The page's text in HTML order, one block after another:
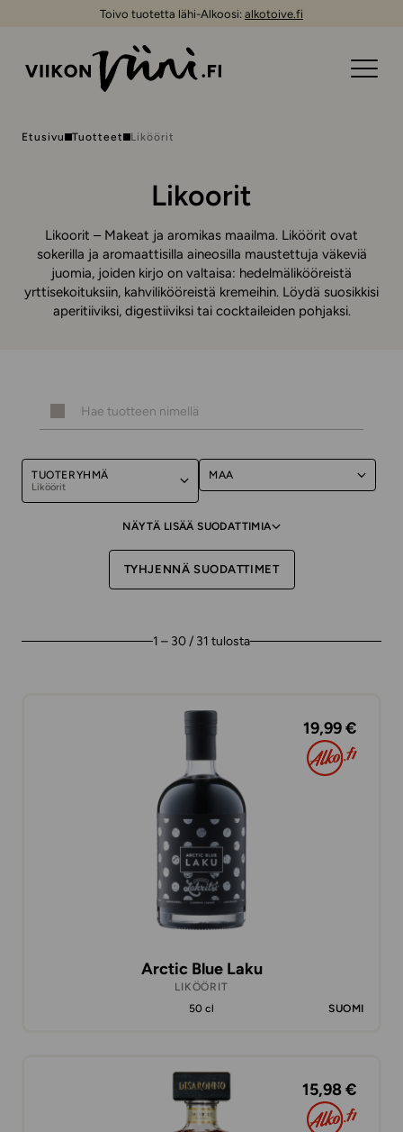
Toivo tuotetta lähi-Alkoosi: alkotoive.fi
Etusivu Tuotteet Liköörit
Likoorit
Likoorit – Makeat ja aromikas maailma. Liköörit ovat
sokerilla ja aromaattisilla aineosilla maustettuja väkeviä
juomia, joiden kirjo on valtaisa: hedelmälikööreistä
yrttisekoituksiin, kahvilikööreistä kremeihin. Löydä suosikkisi
aperitiiviksi, digestiiviksi tai cocktaileiden pohjaksi.
TUOTERYHMÄ
Liköörit
MAA
NÄYTÄ LISÄÄ SUODATTIMIA
TYHJENNÄ SUODATTIMET
1 – 30 / 31 tulosta
19,99 €
Arctic Blue Laku
LIKÖÖRIT
50 cl
SUOMI
15,98 €